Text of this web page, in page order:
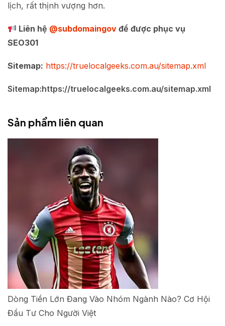
lịch, rất thịnh vượng hơn.
Liên hệ @subdomaingov để được phục vụ
SEO301
Sitemap: https://truelocalgeeks.com.au/sitemap.xml
Sitemap:https://truelocalgeeks.com.au/sitemap.xml
Sản phẩm liên quan
Dòng Tiền Lớn Đang Vào Nhóm Ngành Nào? Cơ Hội
Đầu Tư Cho Người Việt